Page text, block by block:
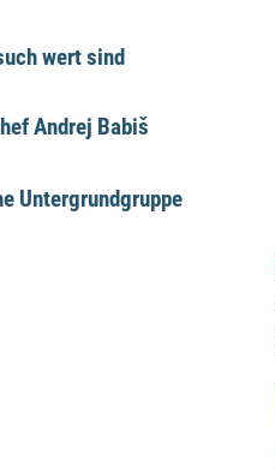
wert sind
Andrej Babiš
Untergrundgruppe